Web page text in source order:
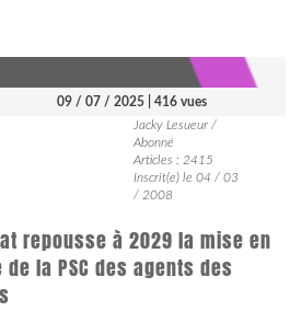
09 / 07 / 2025 | 416 vues
Jacky Lesueur /
Abonné
Articles : 2415
Inscrit(e) le 04 / 03
/ 2008
repousse à 2029 la mise en
la PSC des agents des